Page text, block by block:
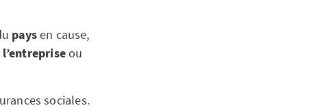
paysen cause,
l’entrepriseou
sociales.